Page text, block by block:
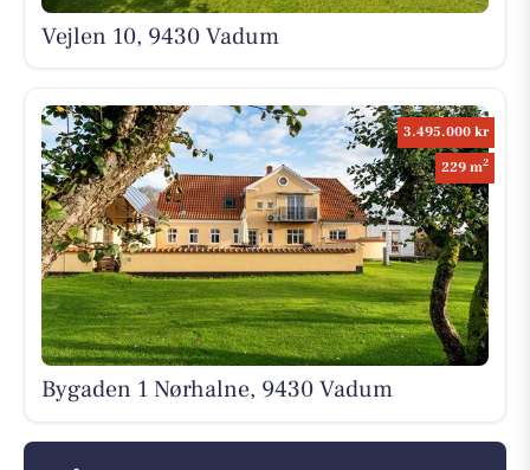
Vejlen 10, 9430 Vadum
3.495.000 kr
229 m2
Bygaden 1 Nørhalne, 9430 Vadum